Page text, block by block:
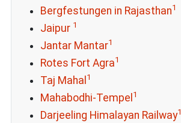
Bergfestungen in Rajasthan1
Jaipur 1
Jantar Mantar1
Rotes Fort Agra1
Taj Mahal 1
Mahabodhi-Tempel 1
Darjeeling Himalayan Railway1